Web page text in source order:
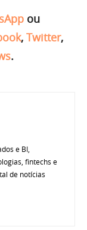
ou
, Twitter,
.
e BI,
fintechs e
de notícias